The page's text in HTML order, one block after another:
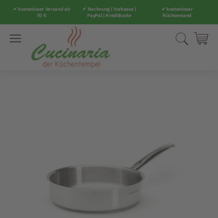
✔ kostenloser Versand ab
70 €
✔ Rechnung | Vorkasse |
PayPal | Kreditkarte
✔ kostenloser
Rückversand
Suche